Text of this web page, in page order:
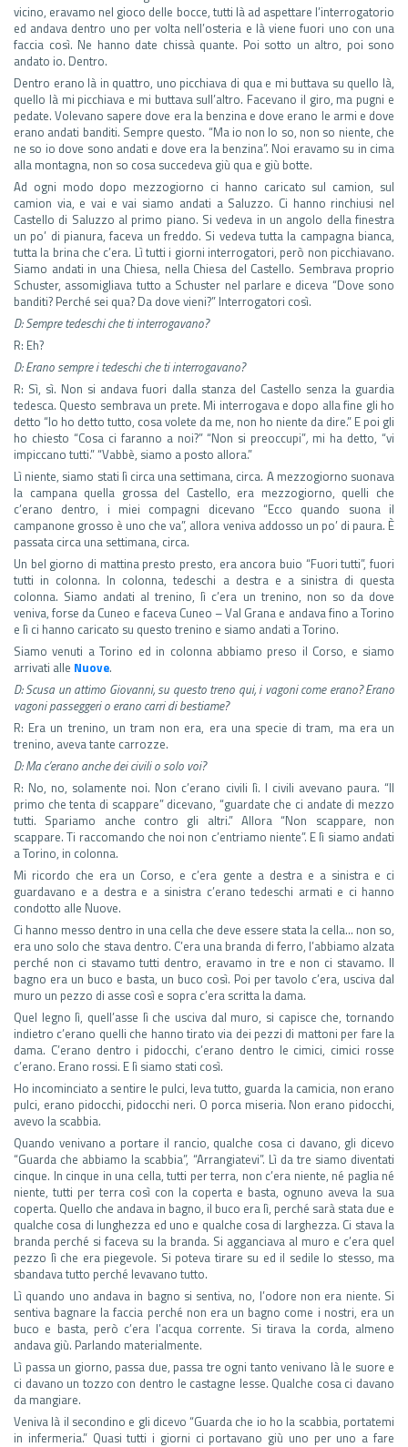
vicino, eravamo nel gioco delle bocce, tutti là ad aspettare l’interrogatorio
ed andava dentro uno per volta nell’osteria e là viene fuori uno con una
faccia così. Ne hanno date chissà quante. Poi sotto un altro, poi sono
andato io. Dentro.
Dentro erano là in quattro, uno picchiava di qua e mi buttava su quello là,
quello là mi picchiava e mi buttava sull’altro. Facevano il giro, ma pugni e
pedate. Volevano sapere dove era la benzina e dove erano le armi e dove
erano andati banditi. Sempre questo. “Ma io non lo so, non so niente, che
ne so io dove sono andati e dove era la benzina”. Noi eravamo su in cima
alla montagna, non so cosa succedeva giù qua e giù botte.
Ad ogni modo dopo mezzogiorno ci hanno caricato sul camion, sul
camion via, e vai e vai siamo andati a Saluzzo. Ci hanno rinchiusi nel
Castello di Saluzzo al primo piano. Si vedeva in un angolo della finestra
un po’ di pianura, faceva un freddo. Si vedeva tutta la campagna bianca,
tutta la brina che c’era. Lì tutti i giorni interrogatori, però non picchiavano.
Siamo andati in una Chiesa, nella Chiesa del Castello. Sembrava proprio
Schuster, assomigliava tutto a Schuster nel parlare e diceva “Dove sono
banditi? Perché sei qua? Da dove vieni?” Interrogatori così.
D: Sempre tedeschi che ti interrogavano?
R: Eh?
D: Erano sempre i tedeschi che ti interrogavano?
R: Sì, sì. Non si andava fuori dalla stanza del Castello senza la guardia
tedesca. Questo sembrava un prete. Mi interrogava e dopo alla fine gli ho
detto “Io ho detto tutto, cosa volete da me, non ho niente da dire.” E poi gli
ho chiesto “Cosa ci faranno a noi?” “Non si preoccupi”, mi ha detto, “vi
impiccano tutti.” “Vabbè, siamo a posto allora.”
Lì niente, siamo stati lì circa una settimana, circa. A mezzogiorno suonava
la campana quella grossa del Castello, era mezzogiorno, quelli che
c’erano dentro, i miei compagni dicevano “Ecco quando suona il
campanone grosso è uno che va”, allora veniva addosso un po’ di paura. È
passata circa una settimana, circa.
Un bel giorno di mattina presto presto, era ancora buio “Fuori tutti”, fuori
tutti in colonna. In colonna, tedeschi a destra e a sinistra di questa
colonna. Siamo andati al trenino, lì c’era un trenino, non so da dove
veniva, forse da Cuneo e faceva Cuneo – Val Grana e andava fino a Torino
e lì ci hanno caricato su questo trenino e siamo andati a Torino.
Siamo venuti a Torino ed in colonna abbiamo preso il Corso, e siamo
arrivati alle Nuove.
D: Scusa un attimo Giovanni, su questo treno qui, i vagoni come erano? Erano
vagoni passeggeri o erano carri di bestiame?
R: Era un trenino, un tram non era, era una specie di tram, ma era un
trenino, aveva tante carrozze.
D: Ma c’erano anche dei civili o solo voi?
R: No, no, solamente noi. Non c’erano civili lì. I civili avevano paura. “Il
primo che tenta di scappare” dicevano, “guardate che ci andate di mezzo
tutti. Spariamo anche contro gli altri.” Allora “Non scappare, non
scappare. Ti raccomando che noi non c’entriamo niente”. E lì siamo andati
a Torino, in colonna.
Mi ricordo che era un Corso, e c’era gente a destra e a sinistra e ci
guardavano e a destra e a sinistra c’erano tedeschi armati e ci hanno
condotto alle Nuove.
Ci hanno messo dentro in una cella che deve essere stata la cella… non so,
era uno solo che stava dentro. C’era una branda di ferro, l’abbiamo alzata
perché non ci stavamo tutti dentro, eravamo in tre e non ci stavamo. Il
bagno era un buco e basta, un buco così. Poi per tavolo c’era, usciva dal
muro un pezzo di asse così e sopra c’era scritta la dama.
Quel legno lì, quell’asse lì che usciva dal muro, si capisce che, tornando
indietro c’erano quelli che hanno tirato via dei pezzi di mattoni per fare la
dama. C’erano dentro i pidocchi, c’erano dentro le cimici, cimici rosse
c’erano. Erano rossi. E lì siamo stati così.
Ho incominciato a sentire le pulci, leva tutto, guarda la camicia, non erano
pulci, erano pidocchi, pidocchi neri. O porca miseria. Non erano pidocchi,
avevo la scabbia.
Quando venivano a portare il rancio, qualche cosa ci davano, gli dicevo
“Guarda che abbiamo la scabbia”, “Arrangiatevi”. Lì da tre siamo diventati
cinque. In cinque in una cella, tutti per terra, non c’era niente, né paglia né
niente, tutti per terra così con la coperta e basta, ognuno aveva la sua
coperta. Quello che andava in bagno, il buco era lì, perché sarà stata due e
qualche cosa di lunghezza ed uno e qualche cosa di larghezza. Ci stava la
branda perché si faceva su la branda. Si agganciava al muro e c’era quel
pezzo lì che era piegevole. Si poteva tirare su ed il sedile lo stesso, ma
sbandava tutto perché levavano tutto.
Lì quando uno andava in bagno si sentiva, no, l’odore non era niente. Si
sentiva bagnare la faccia perché non era un bagno come i nostri, era un
buco e basta, però c’era l’acqua corrente. Si tirava la corda, almeno
andava giù. Parlando materialmente.
Lì passa un giorno, passa due, passa tre ogni tanto venivano là le suore e
ci davano un tozzo con dentro le castagne lesse. Qualche cosa ci davano
da mangiare.
Veniva là il secondino e gli dicevo “Guarda che io ho la scabbia, portatemi
in infermeria.” Quasi tutti i giorni ci portavano giù uno per uno a fare